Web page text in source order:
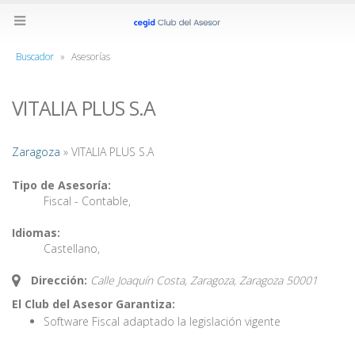
Buscador » Asesorías
VITALIA PLUS S.A
Zaragoza » VITALIA PLUS S.A
Tipo de Asesoría:
Fiscal - Contable,
Idiomas:
Castellano,
Dirección: Calle Joaquín Costa, Zaragoza, Zaragoza 50001
El Club del Asesor Garantiza:
Software Fiscal adaptado la legislación vigente